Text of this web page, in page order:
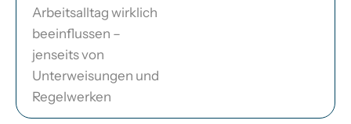
Arbeitsalltag wirklich
beeinflussen –
jenseits von
Unterweisungen und
Regelwerken